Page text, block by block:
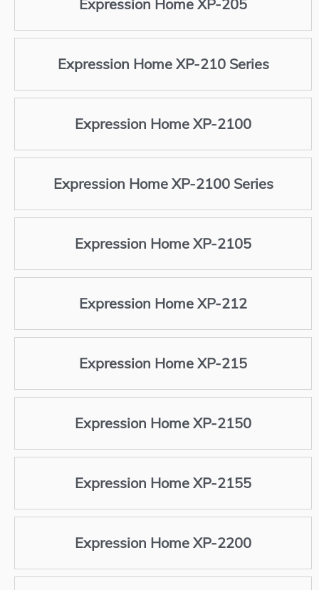
Expression Home XP-205
Expression Home XP-210 Series
Expression Home XP-2100
Expression Home XP-2100 Series
Expression Home XP-2105
Expression Home XP-212
Expression Home XP-215
Expression Home XP-2150
Expression Home XP-2155
Expression Home XP-2200